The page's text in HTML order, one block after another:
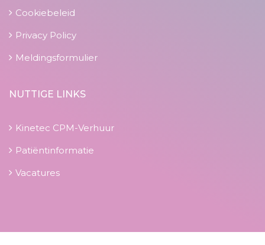
Cookiebeleid
Privacy Policy
Meldingsformulier
NUTTIGE LINKS
Kinetec CPM-Verhuur
Patiëntinformatie
Vacatures